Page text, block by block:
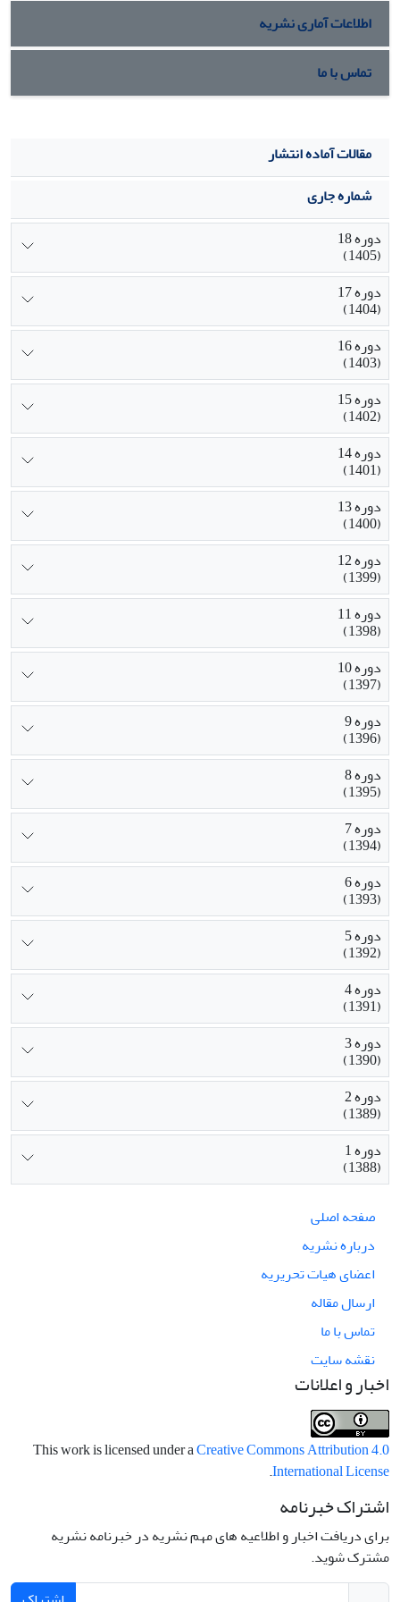
اطلاعات آماری نشریه
تماس با ما
مقالات آماده انتشار
شماره جاری
دوره 18
(1405)
دوره 17
(1404)
دوره 16
(1403)
دوره 15
(1402)
دوره 14
(1401)
دوره 13
(1400)
دوره 12
(1399)
دوره 11
(1398)
دوره 10
(1397)
دوره 9
(1396)
دوره 8
(1395)
دوره 7
(1394)
دوره 6
(1393)
دوره 5
(1392)
دوره 4
(1391)
دوره 3
(1390)
دوره 2
(1389)
دوره 1
(1388)
صفحه اصلی
درباره نشریه
اعضای هیات تحریریه
ارسال مقاله
تماس با ما
نقشه سایت
اخبار و اعلانات
This work is licensed under aCreative Commons Attribution 4.0
International License
.
اشتراک خبرنامه
برای دریافت اخبار و اطلاعیه های مهم نشریه در خبرنامه نشریه
مشترک شوید.